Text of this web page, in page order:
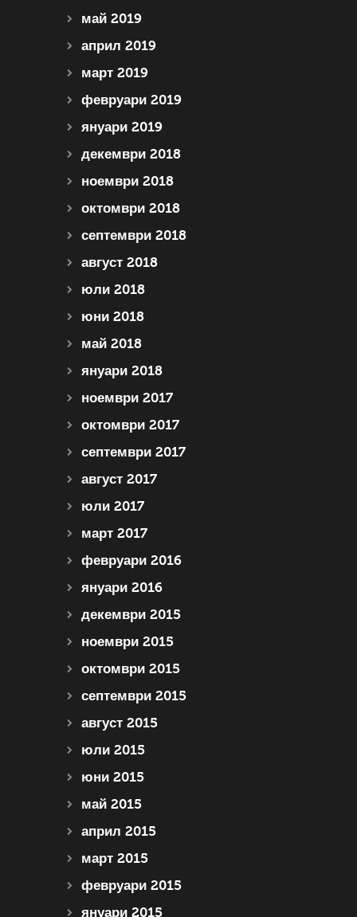
май 2019
април 2019
март 2019
февруари 2019
януари 2019
декември 2018
ноември 2018
октомври 2018
септември 2018
август 2018
юли 2018
юни 2018
май 2018
януари 2018
ноември 2017
октомври 2017
септември 2017
август 2017
юли 2017
март 2017
февруари 2016
януари 2016
декември 2015
ноември 2015
октомври 2015
септември 2015
август 2015
юли 2015
юни 2015
май 2015
април 2015
март 2015
февруари 2015
януари 2015